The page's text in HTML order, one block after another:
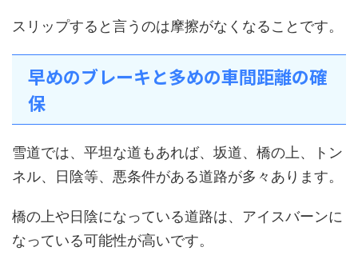
スリップすると言うのは摩擦がなくなることです。
早めのブレーキと多めの車間距離の確
保
雪道では、平坦な道もあれば、坂道、橋の上、トン
ネル、日陰等、悪条件がある道路が多々あります。
橋の上や日陰になっている道路は、アイスバーンに
なっている可能性が高いです。